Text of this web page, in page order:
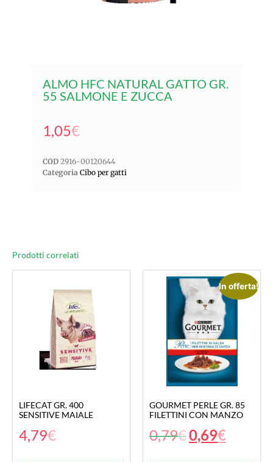
ALMO HFC NATURAL GATTO GR.
55 SALMONE E ZUCCA
1,05€
COD 2916-00120644
Categoria Cibo per gatti
Prodotti correlati
LIFECAT GR. 400
SENSITIVE MAIALE
4,79€
In offerta!
GOURMET PERLE GR. 85
FILETTINI CON MANZO
0,79€0,69€